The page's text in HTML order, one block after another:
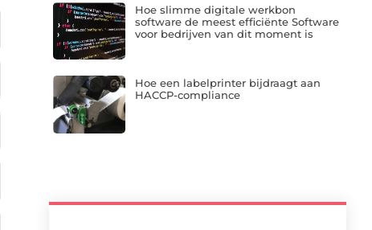
Hoe slimme digitale werkbon
software de meest efficiënte Software
voor bedrijven van dit moment is
Hoe een labelprinter bijdraagt aan
HACCP-compliance